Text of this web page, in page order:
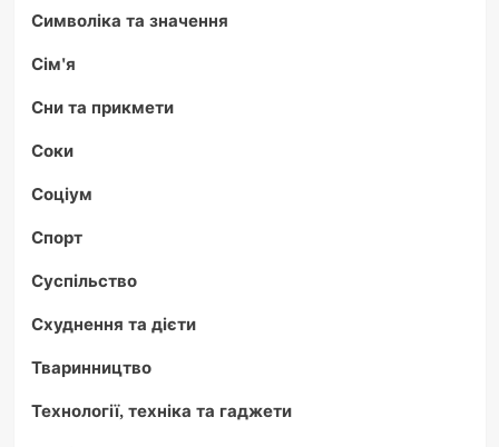
Символіка та значення
Сім'я
Сни та прикмети
Соки
Соціум
Спорт
Суспільство
Схуднення та дієти
Тваринництво
Технології, техніка та гаджети